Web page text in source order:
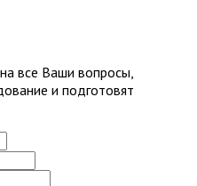
все Ваши вопросы,
и подготовят